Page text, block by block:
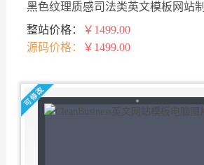
黑色纹理质感司法类英文模板网站制
作
整站价格：
￥1499.00
源码价格：
￥1499.00